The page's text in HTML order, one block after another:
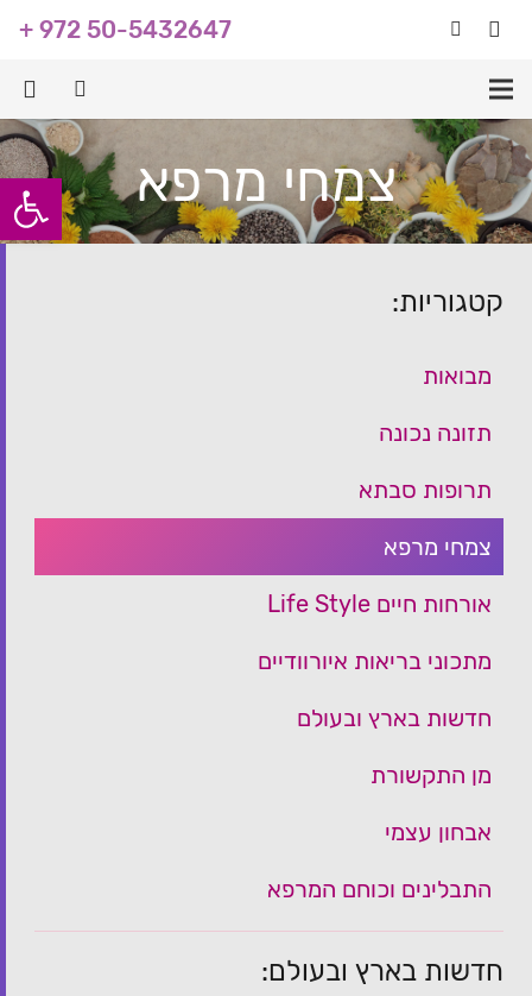
פתח
+ 972 50-5432647
צמחי מרפא
קטגוריות:
מבואות
תזונה נכונה
תרופות סבתא
צמחי מרפא
אורחות חיים Life Style
מתכוני בריאות איורוודיים
חדשות בארץ ובעולם
מן התקשורת
אבחון עצמי
התבלינים וכוחם המרפא
חדשות בארץ ובעולם: